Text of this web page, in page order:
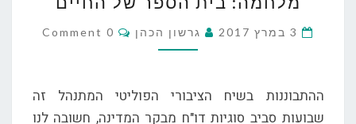
בית
של
3 במרץ 2017 גרשון הכהן Comments
0 Comment
ההתבוננות בשיח הציבורי הפוליטי המתנהל זה
שבועות סביב סוגיות דו"ח מבקר המדינה, חשובה לנו